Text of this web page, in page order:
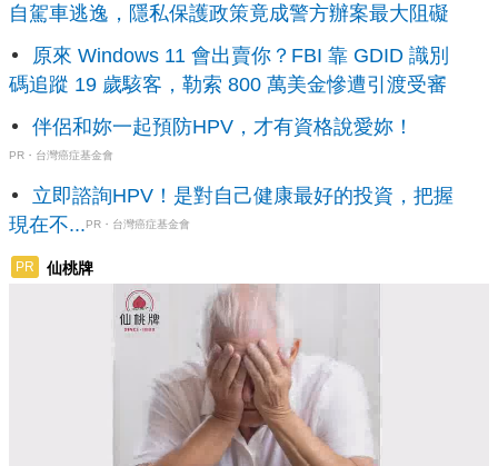
自駕車逃逸，隱私保護政策竟成警方辦案最大阻礙
原來 Windows 11 會出賣你？FBI 靠 GDID 識別
碼追蹤 19 歲駭客，勒索 800 萬美金慘遭引渡受審
伴侶和妳一起預防HPV，才有資格說愛妳！
PR・台灣癌症基金會
立即諮詢HPV！是對自己健康最好的投資，把握
現在不...PR・台灣癌症基金會
PR 仙桃牌